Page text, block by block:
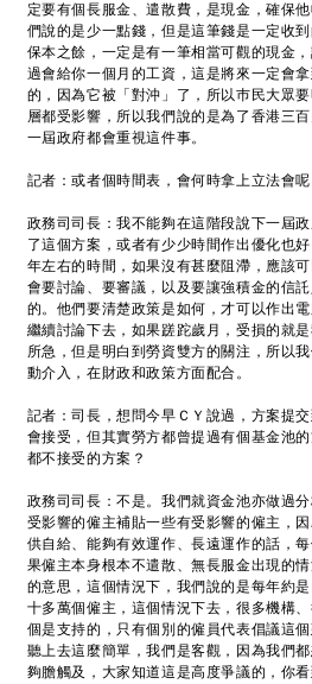
定要有個長服金、遣散費，是現金，確保
們說的是少一點錢，但是這筆錢是一定收
保本之餘，一定是有一筆相當可觀的現金
過會給你一個月的工資，這是將來一定會
的，因為它被「對沖」了，所以巿民大眾
層都受影響，所以我們說的是為了香港三
一屆政府都會重視這件事。
記者：或者個時間表，會何時拿上立法會呢
政務司司長：我不能夠在這階段說下一屆
了這個方案，或者有少少時間作出優化也
年左右的時間，如果沒有甚麼阻滯，應該
會要討論、要審議，以及要讓強積金的信
的。他們要清楚政策是如何，才可以作出
繼續討論下去，如果蹉跎歲月，受損的就
所急，但是明白到勞資雙方的關注，所以
動介入，在財政和政策方面配合。
記者：司長，想問今早ＣＹ說過，方案提
會接受，但其實勞方都曾提過有個基金池
都不接受的方案？
政務司司長：不是。我們就資金池亦做過
受影響的僱主補貼一些有受影響的僱主，
供自給、能夠有效運作、長遠運作的話，
果僱主本身根本不遣散、無長服金出現的
的意思，這個情況下，我們說的是每年約
十多萬個僱主，這個情況下去，很多機構
個是支持的，只有個別的僱員代表倡議這
聽上去這麼簡單，我們是客觀，因為我們
夠膽觸及，大家知道這是高度爭議的，你